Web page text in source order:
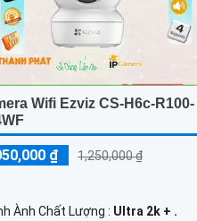
Wifi Ezviz CS-H6c-R100-
₫ 1,250,000 ₫
Ành Chất Lượng : Ultra 2k + .